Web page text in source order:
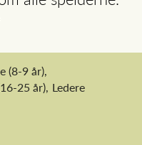
(8-9 år),
25 år), Ledere